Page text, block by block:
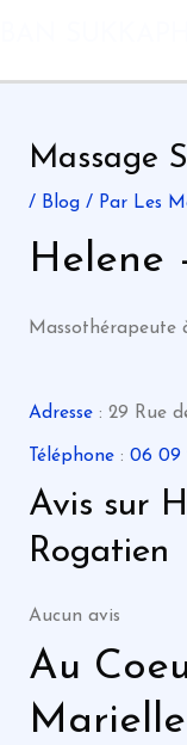
contenu
Massage
/ Blog/ Par Les
Helene
Massothérapeute
Adresse: 29 Rue
Téléphone: 06 09
Avis sur
Rogatien
Aucun avis
Au